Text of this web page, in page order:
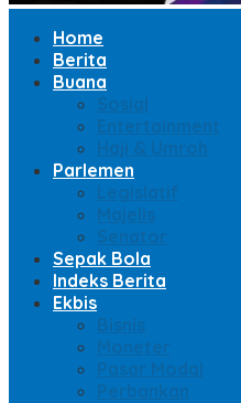
Home
Berita
Buana
Sosial
Entertainment
Haji & Umroh
Parlemen
Legislatif
Majelis
Senator
Sepak Bola
Indeks Berita
Ekbis
Bisnis
Moneter
Pasar Modal
Perbankan